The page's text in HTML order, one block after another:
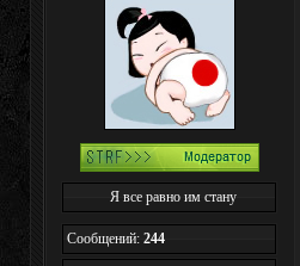
Я все равно им стану
Сообщений: 244